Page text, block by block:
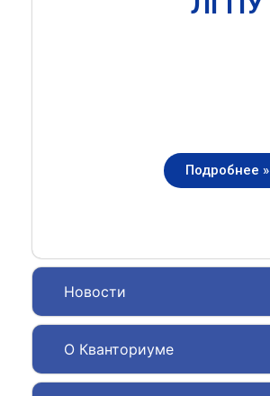
Новости
О Кванториуме
Подробнее »